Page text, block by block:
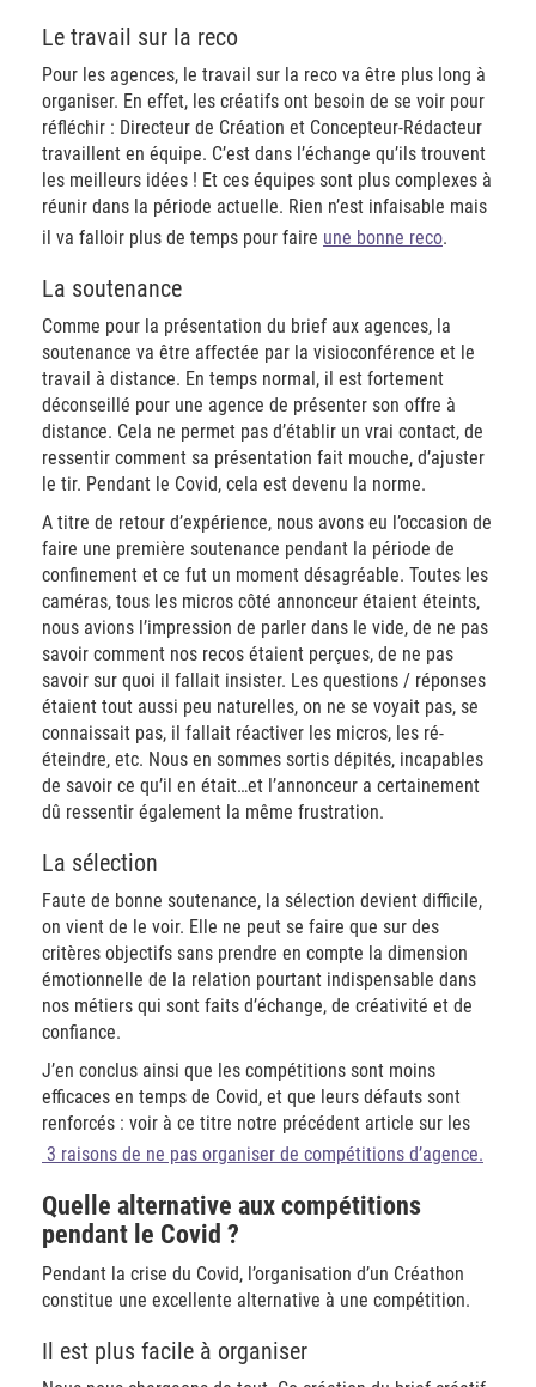
Le travail sur la reco
Pour les agences, le travail sur la reco va être plus long à
organiser. En effet, les créatifs ont besoin de se voir pour
réfléchir : Directeur de Création et Concepteur-Rédacteur
travaillent en équipe. C’est dans l’échange qu’ils trouvent
les meilleurs idées ! Et ces équipes sont plus complexes à
réunir dans la période actuelle. Rien n’est infaisable mais
il va falloir plus de temps pour faire une bonne reco.
La soutenance
Comme pour la présentation du brief aux agences, la
soutenance va être affectée par la visioconférence et le
travail à distance. En temps normal, il est fortement
déconseillé pour une agence de présenter son offre à
distance. Cela ne permet pas d’établir un vrai contact, de
ressentir comment sa présentation fait mouche, d’ajuster
le tir. Pendant le Covid, cela est devenu la norme.
A titre de retour d’expérience, nous avons eu l’occasion de
faire une première soutenance pendant la période de
confinement et ce fut un moment désagréable. Toutes les
caméras, tous les micros côté annonceur étaient éteints,
nous avions l’impression de parler dans le vide, de ne pas
savoir comment nos recos étaient perçues, de ne pas
savoir sur quoi il fallait insister. Les questions / réponses
étaient tout aussi peu naturelles, on ne se voyait pas, se
connaissait pas, il fallait réactiver les micros, les ré-
éteindre, etc. Nous en sommes sortis dépités, incapables
de savoir ce qu’il en était…et l’annonceur a certainement
dû ressentir également la même frustration.
La sélection
Faute de bonne soutenance, la sélection devient difficile,
on vient de le voir. Elle ne peut se faire que sur des
critères objectifs sans prendre en compte la dimension
émotionnelle de la relation pourtant indispensable dans
nos métiers qui sont faits d’échange, de créativité et de
confiance.
J’en conclus ainsi que les compétitions sont moins
efficaces en temps de Covid, et que leurs défauts sont
renforcés : voir à ce titre notre précédent article sur les
3 raisons de ne pas organiser de compétitions d’agence.
Quelle alternative aux compétitions
pendant le Covid ?
Pendant la crise du Covid, l’organisation d’un Créathon
constitue une excellente alternative à une compétition.
Il est plus facile à organiser